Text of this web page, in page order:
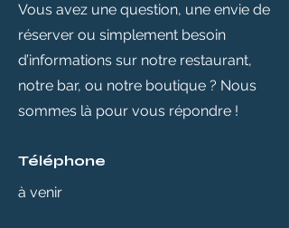
Vous avez une question, une envie de
réserver ou simplement besoin
d’informations sur notre restaurant,
notre bar, ou notre boutique ? Nous
sommes là pour vous répondre !
Téléphone
à venir